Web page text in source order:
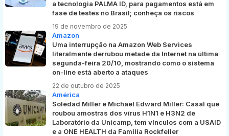
a tecnologia PALMA ID, para pagamentos está em
fase de testes no Brasil; conheça os riscos
19 de novembro de 2025
Amazon
Uma interrupção na Amazon Web Services
literalmente derrubou metade da Internet na última
segunda-feira 20/10, mostrando como o sistema
on-line está aberto a ataques
22 de outubro de 2025
América
Soledad Miller e Michael Edward Miller: Casal que
roubou amostras dos vírus H1N1 e H3N2 de
Laboratório da Unicamp, tem vínculos com a USAID
e a ONE HEALTH da Família Rockfeller